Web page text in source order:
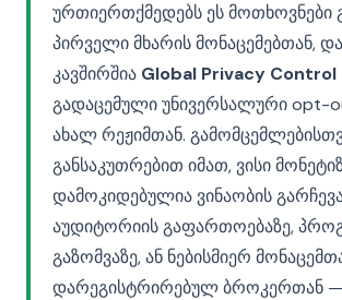
ურთიერთქმედებს ეს მოთხოვნები
პირველი მხარის მონაცემებთან,
კავშირშია Global Privacy Control
გადაცემული უნივერსალური opt-
ახალ რეჟიმთან.
განსაკუთრებით იმათ, ვისი
დამოკიდებულია ვინაობის
აუდიტორიის გაფართოებაზე,
გაზომვაზე, ან ნებისმიერ
დარეგისტრირებულ ბროკერთან